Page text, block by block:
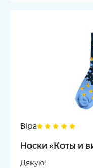
Віра
Носки «Коты и
Дякую!